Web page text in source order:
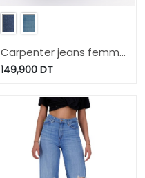
Carpenter jeans femme
- KARIMA
149,900 DT